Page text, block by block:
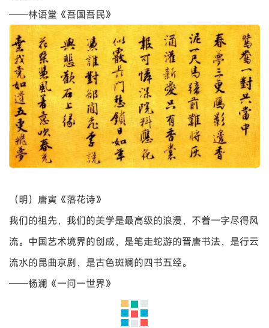
——宗白华《美学散步》
（南宋）文天祥《谢昌元〈座右自警辞〉卷》
唐代楷书大多与政治历史息息相关，或是奉诏立碑书石，都
有特殊纪念意义。宋代名帖更多是个人生活兴之所至的文稿
诗词札记，更接近东晋文人的书翰手札，书法回归到平淡天